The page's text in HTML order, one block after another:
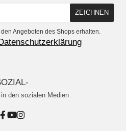
Angeboten des Shops erhalten.
den sozialen Medien